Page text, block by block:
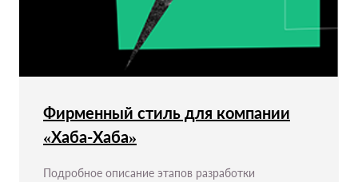
Фирменный стиль для компании
«Хаба-Хаба»
Подробное описание этапов разработки